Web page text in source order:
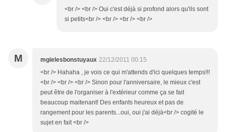
<br /> <br /> Oui c'est déjà si profond alors qu'ils sont
si petits<br /> <br /> <br /> <br />
M mgielesbonstuyaux 22/12/2011 00:15
<br /> Hahaha , je vois ce qui m'attends d'ici quelques temps!!!
<br /> <br /> <br /> Sinon pour l'anniversaire, le mieux c'est
peut être de l'organiser à l'extérieur comme ça se fait
beaucoup maitenant! Des enfants heureux et pas de
rangement pour les parents...oui, oui j'ai déjà<br /> cogité le
sujet en fait <br />